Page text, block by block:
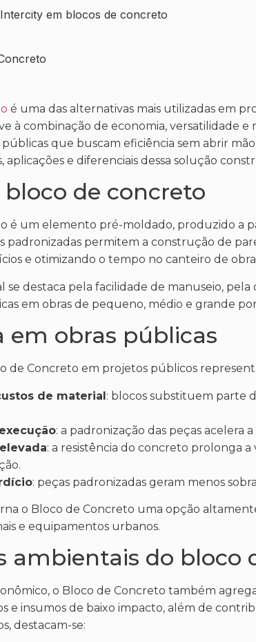
em blocos de concreto
é uma das alternativas mais utilizadas em
à combinação de economia, versatilidade e
que buscam eficiência sem abrir
aplicações e diferenciais dessa solução
bloco de concreto
é um elemento pré-moldado, produzido a
padronizadas permitem a construção de
e otimizando o tempo no canteiro de
se destaca pela facilidade de manuseio,
em obras de pequeno, médio e grande
em obras públicas
de Concreto em projetos públicos
de material: blocos substituem parte
: a padronização das peças acelera
: a resistência do concreto prolonga
: peças padronizadas geram menos
o Bloco de Concreto uma opção
e equipamentos urbanos.
ambientais do bloco
o Bloco de Concreto também
e insumos de baixo impacto, além de
destacam-se: